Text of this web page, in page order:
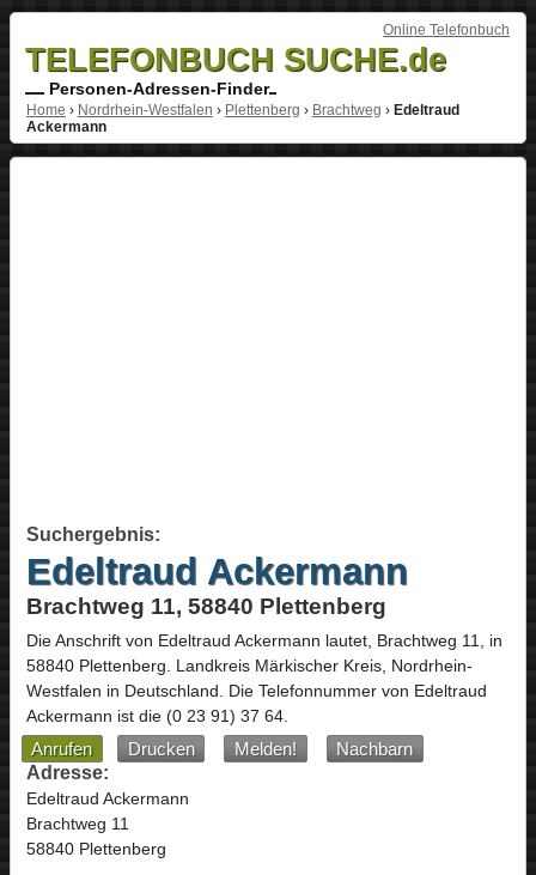
Online Telefonbuch
TELEFONBUCH SUCHE.de
Personen-Adressen-Finder
Home › Nordrhein-Westfalen › Plettenberg › Brachtweg › Edeltraud
Ackermann
Suchergebnis:
Edeltraud Ackermann
Brachtweg 11, 58840 Plettenberg
Die Anschrift von Edeltraud Ackermann lautet, Brachtweg 11, in
58840 Plettenberg. Landkreis Märkischer Kreis, Nordrhein-
Westfalen in Deutschland. Die Telefonnummer von Edeltraud
Ackermann ist die (0 23 91) 37 64.
Anrufen Drucken Melden!
Nachbarn
Adresse:
Edeltraud Ackermann
Brachtweg 11
58840 Plettenberg